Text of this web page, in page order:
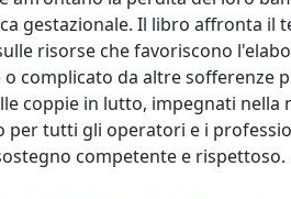
gestazionale. Il libro affronta il
risorse che favoriscono
complicato da altre sofferenze
coppie in lutto, impegnati nella
tutti gli operatori e i
competente e rispettoso.